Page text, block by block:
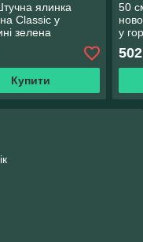
ялинка
Classic у
зелена
Купити
50
у
502